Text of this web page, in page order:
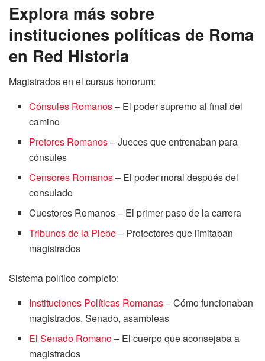
Explora más sobre
instituciones políticas de Roma
en Red Historia
Magistrados en el cursus honorum:
Cónsules Romanos– El poder supremo al final del
camino
Pretores Romanos– Jueces que entrenaban para
cónsules
Censores Romanos– El poder moral después del
consulado
Cuestores Romanos – El primer paso de la carrera
Tribunos de la Plebe– Protectores que limitaban
magistrados
Sistema político completo:
Instituciones Políticas Romanas– Cómo funcionaban
magistrados, Senado, asambleas
El Senado Romano– El cuerpo que aconsejaba a
magistrados